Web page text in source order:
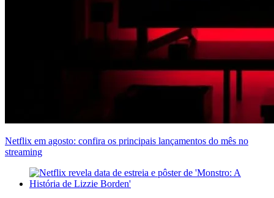
Netflix em agosto: confira os principais lançamentos do mês no
streaming